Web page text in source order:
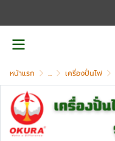
หน้าแรก ... เครื่องปั่นไฟ